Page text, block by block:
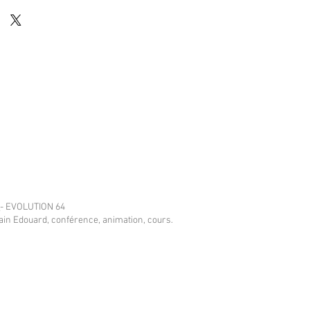
- EVOLUTION 64
Edouard, conférence, animation, cours.